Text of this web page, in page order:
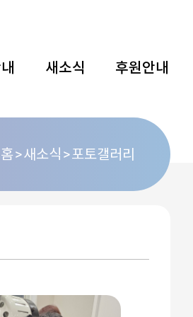
새소식 후원안내
홈 새소식 포토갤러리